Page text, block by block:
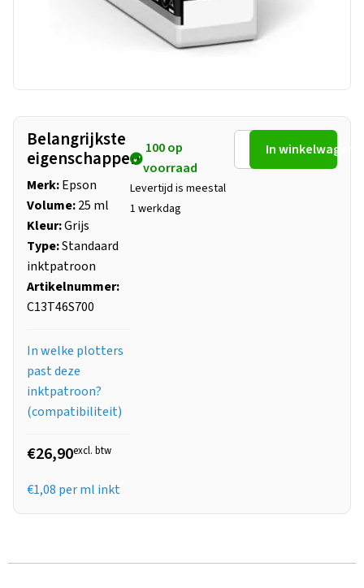
Belangrijkste
eigenschappen
Merk:Epson
Volume:25 ml
Kleur:Grijs
Type:Standaard
inktpatroon
Artikelnummer:
C13T46S700
In welke plotters
past deze
inktpatroon?
(compatibiliteit)
€26,90excl. btw
€1,08 per ml inkt
100 op
voorraad
Levertijd is meestal
1 werkdag
In winkelwagen